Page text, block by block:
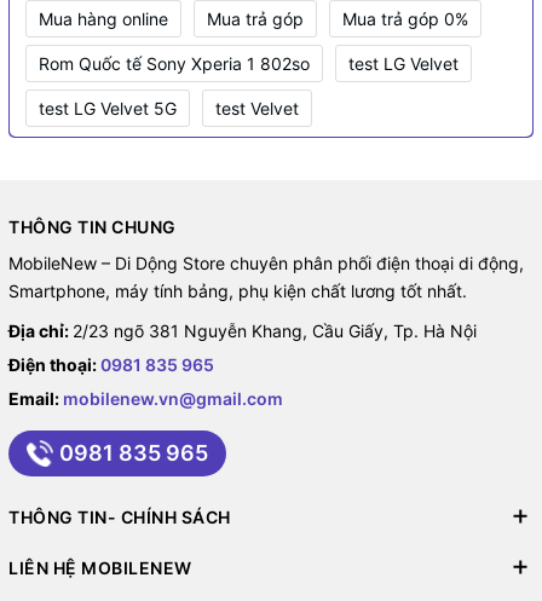
Mua hàng online Mua trả góp Mua trả góp 0%
Rom Quốc tế Sony Xperia 1 802so test LG Velvet
test LG Velvet 5G test Velvet
THÔNG TIN CHUNG
MobileNew – Di Dộng Store chuyên phân phối điện thoại di động,
Smartphone, máy tính bảng, phụ kiện chất lương tốt nhất.
Địa chỉ: 2/23 ngõ 381 Nguyễn Khang, Cầu Giấy, Tp. Hà Nội
Điện thoại:0981 835 965
Email: mobilenew.vn@gmail.com
0981 835 965
THÔNG TIN- CHÍNH SÁCH
LIÊN HỆ MOBILENEW